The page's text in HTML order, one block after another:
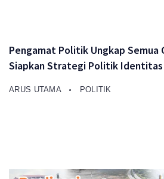
Pengamat Politik Ungkap Semua
Siapkan Strategi Politik Identitas
ARUS UTAMA POLITIK